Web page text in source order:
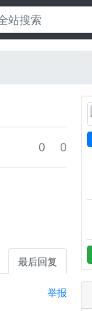
0 0
最后回复
举报